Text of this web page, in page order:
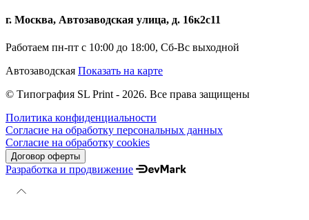
г. Москва, Автозаводская улица, д. 16к2с11
Работаем пн-пт с 10:00 до 18:00, Сб-Вс выходной
Автозаводская Показать на карте
© Типография SL Print - 2026. Все права защищены
Политика конфиденциальности
Согласие на обработку персональных данных
Согласие на обработку cookies
Договор оферты
Разработка и продвижение